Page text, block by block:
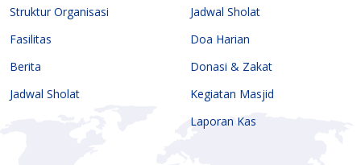
Struktur Organisasi
Fasilitas
Berita
Jadwal Sholat
Jadwal Sholat
Doa Harian
Donasi & Zakat
Kegiatan Masjid
Laporan Kas